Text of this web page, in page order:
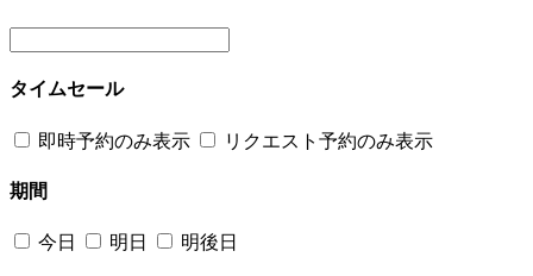
タイムセール
即時予約のみ表示 リクエスト予約のみ表示
期間
今日 明日 明後日